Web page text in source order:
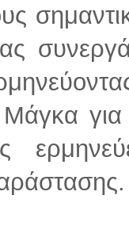
Μάγκα